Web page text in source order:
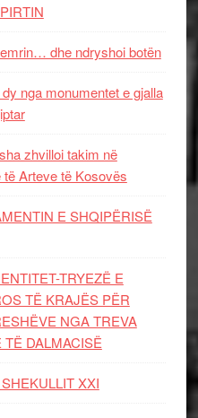
dhe ndryshoi botën
nga monumentet e gjalla
zhvilloi takim në
Arteve të Kosovës
E SHQIPËRISË
TRYEZË E
TË KRAJËS PËR
NGA TREVA
DALMACISË
XXI